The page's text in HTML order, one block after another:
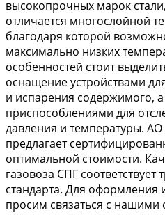
высокопрочных марок
отличается многослойной
благодаря которой
максимально низких
особенностей стоит
оснащение устройствами
и испарения содержимого,
приспособлениями для
давления и температуры.
предлагает
оптимальной стоимости.
газовоза СПГ
стандарта. Для оформления
просим связаться с нашими